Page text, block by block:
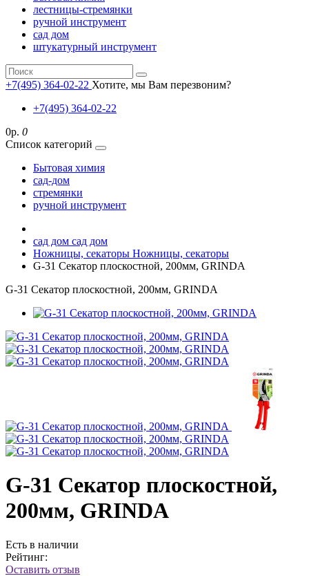
лестницы-стремянки
ручной инструмент
сад дом
штукатурный инструмент
+7(495) 364-02-22 Хотите, мы Вам перезвоним?
+7(495) 364-02-22
0р. 0
Список категорий
Бытовая химия
сад-дом
стремянки
ручной инструмент
сад дом сад дом
Ножницы, секаторы Ножницы, секаторы
G-31 Секатор плоскостной, 200мм, GRINDA
G-31 Секатор плоскостной, 200мм, GRINDA
G-31 Секатор плоскостной,
200мм, GRINDA
Есть в наличии
Рейтинг:
Оставить отзыв